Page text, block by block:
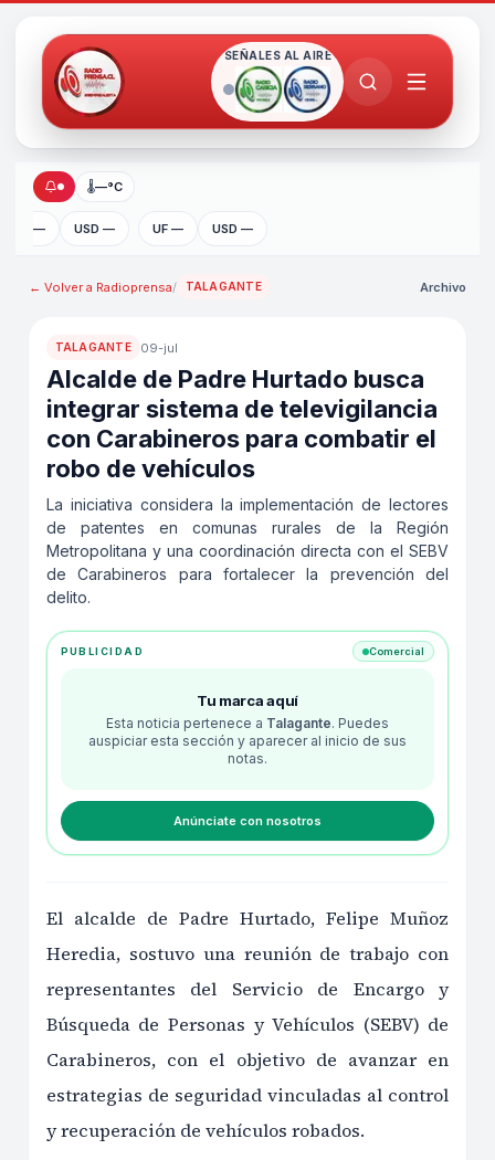
SEÑALES AL AIRE
🌡—°C
UF — USD — UF — USD —
← Volver a Radioprensa/ TALAGANTE Archivo
TALAGANTE 09-jul
Alcalde de Padre Hurtado busca
integrar sistema de televigilancia
con Carabineros para combatir el
robo de vehículos
La iniciativa considera la implementación de lectores
de patentes en comunas rurales de la Región
Metropolitana y una coordinación directa con el SEBV
de Carabineros para fortalecer la prevención del
delito.
PUBLICIDAD Comercial
Tu marca aquí
Esta noticia pertenece a Talagante. Puedes
auspiciar esta sección y aparecer al inicio de sus
notas.
Anúnciate con nosotros
El alcalde de Padre Hurtado, Felipe Muñoz
Heredia, sostuvo una reunión de trabajo con
representantes del Servicio de Encargo y
Búsqueda de Personas y Vehículos (SEBV) de
Carabineros, con el objetivo de avanzar en
estrategias de seguridad vinculadas al control
y recuperación de vehículos robados.